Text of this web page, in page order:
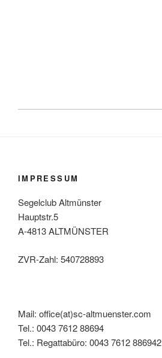
IMPRESSUM
Segelclub Altmünster
Hauptstr.5
A-4813 ALTMÜNSTER
ZVR-Zahl: 540728893
Mail: office(at)sc-altmuenster.com
Tel.: 0043 7612 88694
Tel.: Regattabüro: 0043 7612 886942